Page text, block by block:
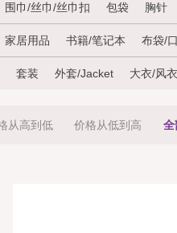
围巾/丝巾/丝巾扣 包袋 胸针
家居用品 书籍/笔记本 布袋/
套装 外套/Jacket 大衣/风衣
从高到低 价格从低到高 全